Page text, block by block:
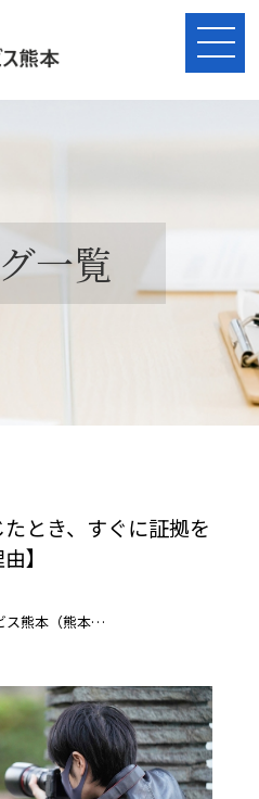
一覧
たとき、すぐに証拠を
】
ス熊本（熊本…